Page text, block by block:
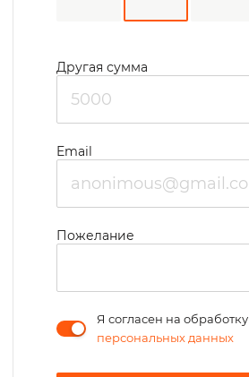
Другая сумма
Email
Пожелание
Я согласен на обработку
персональных данных